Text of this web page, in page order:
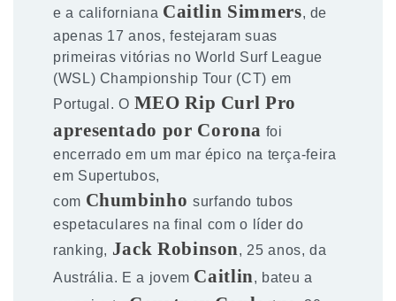
e a californiana Caitlin Simmers, de
apenas 17 anos, festejaram suas
primeiras vitórias no World Surf League
(WSL) Championship Tour (CT) em
Portugal. O MEO Rip Curl Pro
apresentado por Corona foi
encerrado em um mar épico na terça-feira
em Supertubos,
com Chumbinho surfando tubos
espetaculares na final com o líder do
ranking, Jack Robinson, 25 anos, da
Austrália. E a jovem Caitlin, bateu a